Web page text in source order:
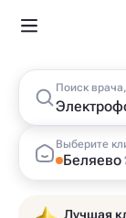
Поиск
Выберите
Беляево
Лучшая